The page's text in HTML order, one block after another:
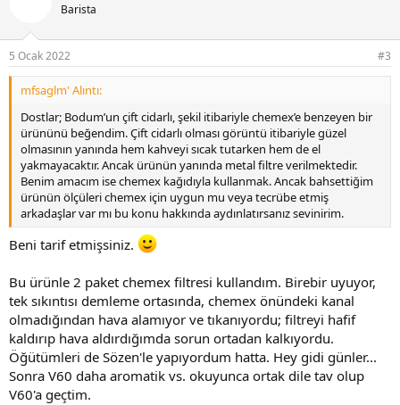
Barista
5 Ocak 2022 #3
mfsaglm' Alıntı:
Dostlar; Bodum’un çift cidarlı, şekil itibariyle chemex’e benzeyen bir
ürününü beğendim. Çift cidarlı olması görüntü itibariyle güzel
olmasının yanında hem kahveyi sıcak tutarken hem de el
yakmayacaktır. Ancak ürünün yanında metal filtre verilmektedir.
Benim amacım ise chemex kağıdıyla kullanmak. Ancak bahsettiğim
ürünün ölçüleri chemex için uygun mu veya tecrübe etmiş
arkadaşlar var mı bu konu hakkında aydınlatırsanız sevinirim.
Beni tarif etmişsiniz.
Bu ürünle 2 paket chemex filtresi kullandım. Birebir uyuyor,
tek sıkıntısı demleme ortasında, chemex önündeki kanal
olmadığından hava alamıyor ve tıkanıyordu; filtreyi hafif
kaldırıp hava aldırdığımda sorun ortadan kalkıyordu.
Öğütümleri de Sözen'le yapıyordum hatta. Hey gidi günler...
Sonra V60 daha aromatik vs. okuyunca ortak dile tav olup
V60'a geçtim.